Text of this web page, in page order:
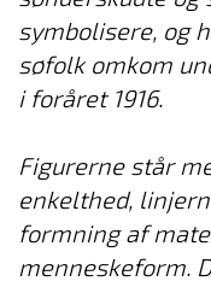
symbolisere, og
søfolk omkom
i foråret 1916.
Figurerne står
enkelthed,
formning af
menneskeform.